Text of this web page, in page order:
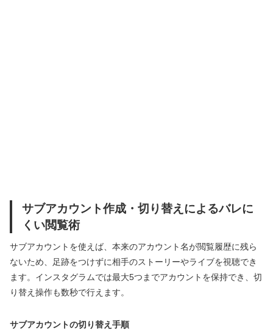
サブアカウント作成・切り替えによるバレに
くい閲覧術
サブアカウントを使えば、本来のアカウント名が閲覧履歴に残ら
ないため、足跡をつけずに相手のストーリーやライブを視聴でき
ます。インスタグラムでは最大5つまでアカウントを保持でき、切
り替え操作も数秒で行えます。
サブアカウントの切り替え手順